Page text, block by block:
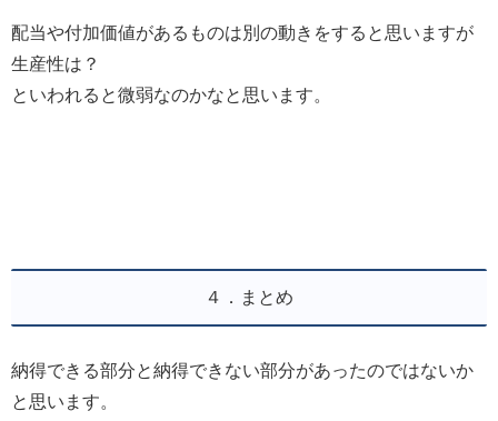
配当や付加価値があるものは別の動きをすると思いますが
生産性は？
といわれると微弱なのかなと思います。
４．まとめ
納得できる部分と納得できない部分があったのではないか
と思います。